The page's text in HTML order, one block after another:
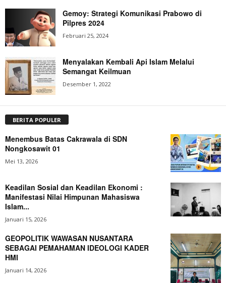
Gemoy: Strategi Komunikasi Prabowo di
Pilpres 2024
Februari 25, 2024
Menyalakan Kembali Api Islam Melalui
Semangat Keilmuan
Desember 1, 2022
BERITA POPULER
Menembus Batas Cakrawala di SDN
Nongkosawit 01
Mei 13, 2026
Keadilan Sosial dan Keadilan Ekonomi :
Manifestasi Nilai Himpunan Mahasiswa
Islam...
Januari 15, 2026
GEOPOLITIK WAWASAN NUSANTARA
SEBAGAI PEMAHAMAN IDEOLOGI KADER
HMI
Januari 14, 2026